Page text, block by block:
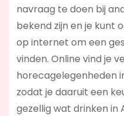
navraag te doen bij
bekend zijn en je kunt
op internet om een
vinden. Online vind je
horecagelegenheden
zodat je daaruit een
gezellig wat drinken in